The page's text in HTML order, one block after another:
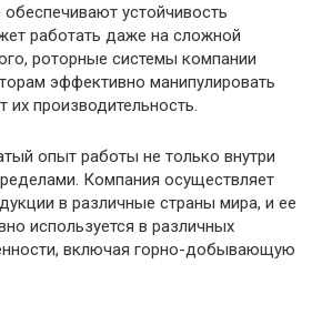
устойчивость
работать даже на сложной
роторные системы компании
эффективно манипулировать
производительность.
опыт работы не только внутри
Компания осуществляет
в различные страны мира, и ее
используется в различных
включая горно-добывающую